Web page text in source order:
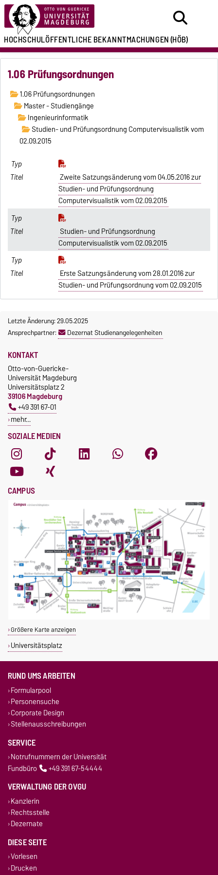
HOCHSCHULÖFFENTLICHEBEKANNTMACHUNGEN(HÖB)
1.06 Prüfungsordnungen
1.06 Prüfungsordnungen
Master - Studiengänge
Ingenieurinformatik
Studien- und Prüfungsordnung Computervisualistik vom
02.09.2015
Zweite Satzungsänderung vom 04.05.2016 zur
Studien- und Prüfungsordnung
Computervisualistik vom 02.09.2015
Studien- und Prüfungsordnung
Computervisualistik vom 02.09.2015
Erste Satzungsänderung vom 28.01.2016 zur
Studien- und Prüfungsordnung vom 02.09.2015
Letzte Änderung: 29.05.2025
Ansprechpartner:
Dezernat Studienangelegenheiten
SOZIALE MEDIEN
KONTAKT
Otto-von-Guericke-
Universität Magdeburg
Universitätsplatz 2
39106 Magdeburg
+49 391 67-01
mehr…
CAMPUS
Größere Karte anzeigen
Universitätsplatz
RUND UMS ARBEITEN
Formularpool
Personensuche
Corporate Design
Stellenausschreibungen
SERVICE
Notrufnummern der Universität
Fundbüro
+49 391 67-54444
VERWALTUNG DER OVGU
Kanzlerin
Rechtsstelle
Dezernate
DIESE SEITE
Vorlesen
Drucken